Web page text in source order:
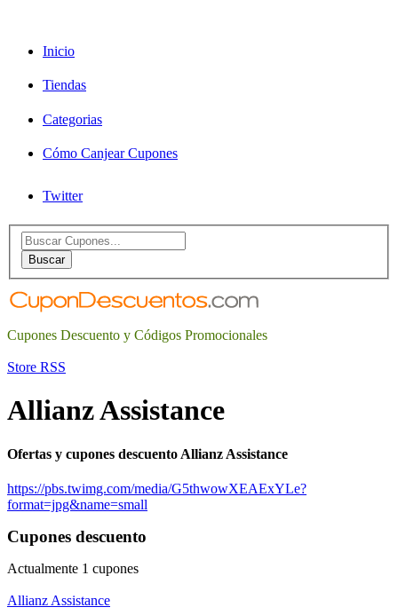
Inicio
Tiendas
Categorias
Cómo Canjear Cupones
Twitter
Search
for:Buscar
Cupones Descuento y Códigos Promocionales
Store RSS
Allianz Assistance
Ofertas y cupones descuento Allianz Assistance
https://pbs.twimg.com/media/G5thwowXEAExYLe?
format=jpg&name=small
Cupones descuento
Actualmente 1 cupones
Allianz Assistance